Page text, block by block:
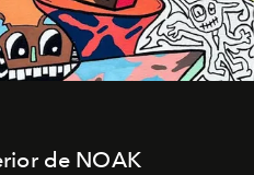
de NOAK